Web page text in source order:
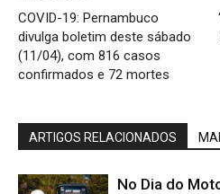
COVID-19: Pernambuco
divulga boletim deste sábado
(11/04), com 816 casos
confirmados e 72 mortes
ARTIGOS RELACIONADOS
No Dia do